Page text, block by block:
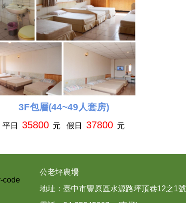
3F包層(44~49人套房)
平日35800 元 假日37800 元
公老坪農場
地址： 臺中市豐原區水源路坪頂巷12之1號